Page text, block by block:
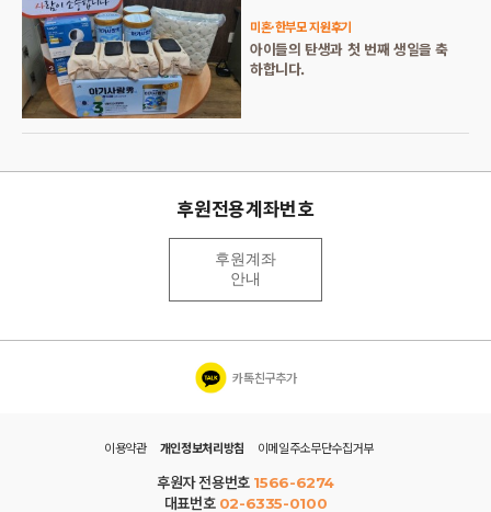
미혼·한부모 지원후기
아이들의 탄생과 첫 번째 생일을 축
하합니다.
후원전용계좌번호
후원계좌
안내
카톡친구추가
이용약관 개인정보처리방침 이메일주소무단수집거부
후원자 전용번호 1566-6274
대표번호 02-6335-0100